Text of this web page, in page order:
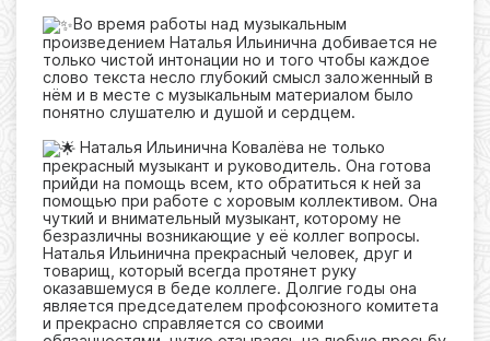
Во время работы над музыкальным
произведением Наталья Ильинична добивается не
только чистой интонации но и того чтобы каждое
слово текста несло глубокий смысл заложенный в
нём и в месте с музыкальным материалом было
понятно слушателю и душой и сердцем.
Наталья Ильинична Ковалёва не только
прекрасный музыкант и руководитель. Она готова
прийди на помощь всем, кто обратиться к ней за
помощью при работе с хоровым коллективом. Она
чуткий и внимательный музыкант, которому не
безразличны возникающие у её коллег вопросы.
Наталья Ильинична прекрасный человек, друг и
товарищ, который всегда протянет руку
оказавшемуся в беде коллеге. Долгие годы она
является председателем профсоюзного комитета
и прекрасно справляется со своими